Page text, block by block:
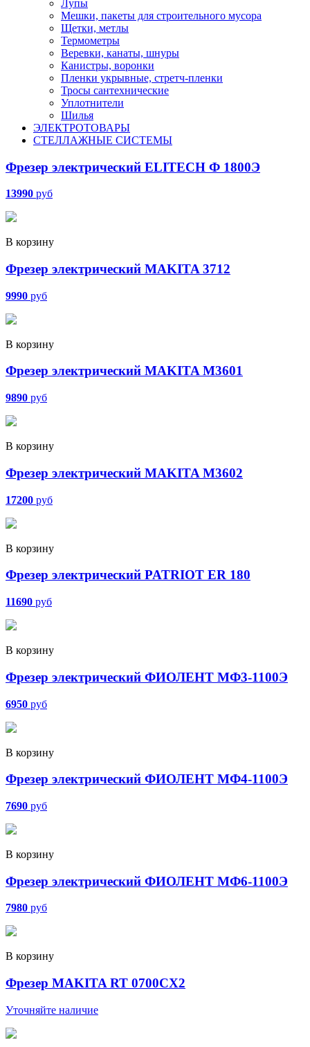
Лупы
Мешки, пакеты для строительного мусора
Щетки, метлы
Термометры
Веревки, канаты, шнуры
Канистры, воронки
Пленки укрывные, стретч-пленки
Тросы сантехнические
Уплотнители
Шилья
ЭЛЕКТРОТОВАРЫ
СТЕЛЛАЖНЫЕ СИСТЕМЫ
Фрезер электрический ELITECH Ф 1800Э
13990 руб
В корзину
Фрезер электрический MAKITA 3712
9990 руб
В корзину
Фрезер электрический MAKITA M3601
9890 руб
В корзину
Фрезер электрический MAKITA M3602
17200 руб
В корзину
Фрезер электрический PATRIOT ER 180
11690 руб
В корзину
Фрезер электрический ФИОЛЕНТ МФ3-1100Э
6950 руб
В корзину
Фрезер электрический ФИОЛЕНТ МФ4-1100Э
7690 руб
В корзину
Фрезер электрический ФИОЛЕНТ МФ6-1100Э
7980 руб
В корзину
Фрезер MAKITA RT 0700CX2
Уточняйте наличие